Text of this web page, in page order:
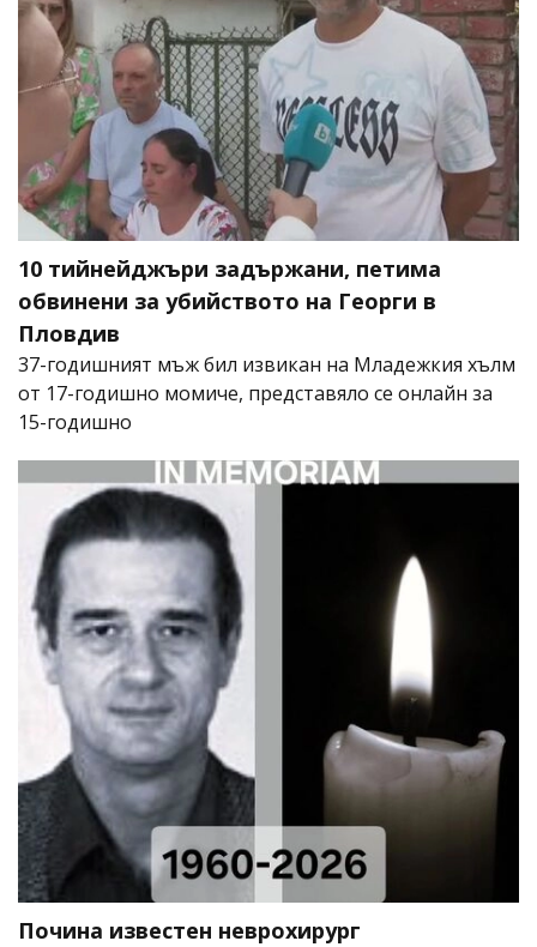
10 тийнейджъри задържани, петима
обвинени за убийството на Георги в
Пловдив
37-годишният мъж бил извикан на Младежкия хълм
от 17-годишно момиче, представяло се онлайн за
15-годишно
Почина известен неврохирург